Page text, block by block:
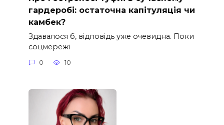
гардеробі: остаточна капітуляція чи
камбек?
Здавалося б, відповідь уже очевидна. Поки
соцмережі
0 10